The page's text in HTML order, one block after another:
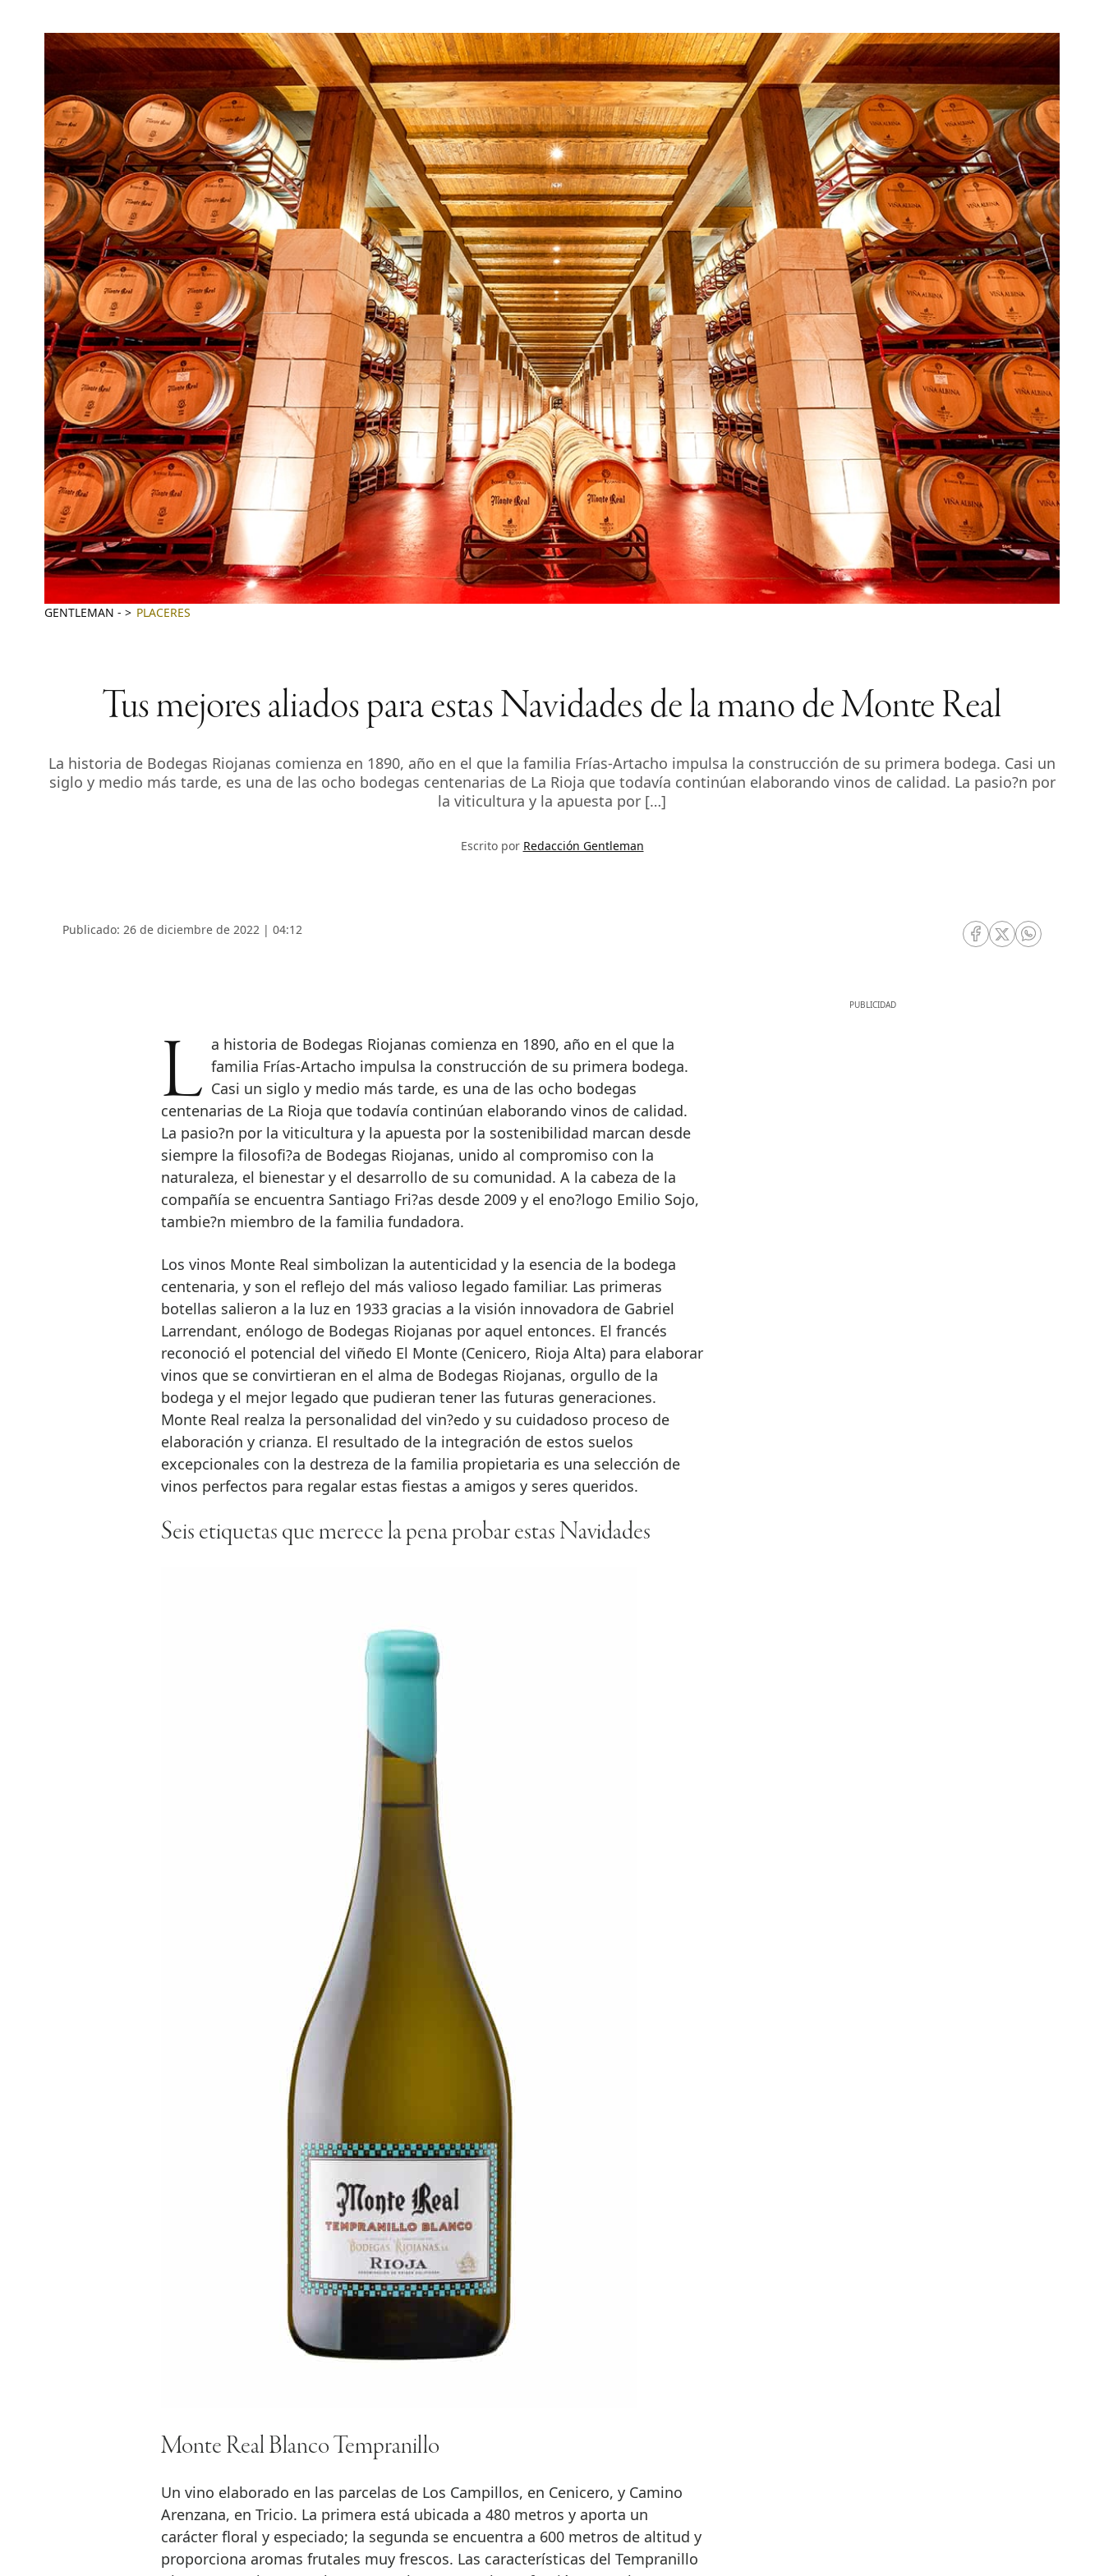
GENTLEMAN - PLACERES
Tus mejores aliados para estas Navidades de la mano de Monte Real
La historia de Bodegas Riojanas comienza en 1890, año en el que la familia Frías-Artacho impulsa la construcción de su primera bodega. Casi un
siglo y medio más tarde, es una de las ocho bodegas centenarias de La Rioja que todavía continúan elaborando vinos de calidad. La pasio?n por
la viticultura y la apuesta por […]
Escrito por Redacción Gentleman
Publicado: 26 de diciembre de 2022 | 04:12
RRSS Facebook
RRSS Twitter
RRSS
La historia de Bodegas Riojanas comienza en 1890, año en el que la familia Frías-Artacho impulsa la construcción de su primera bodega.
Casi un siglo y medio más tarde, es una de las ocho bodegas
centenarias de La Rioja que todavía continúan elaborando vinos de calidad.
La pasio?n por la viticultura y la apuesta por la sostenibilidad marcan desde
siempre la filosofi?a de Bodegas Riojanas, unido al compromiso con la
naturaleza, el bienestar y el desarrollo de su comunidad. A la cabeza de la
compañía se encuentra Santiago Fri?as desde 2009 y el eno?logo Emilio Sojo,
tambie?n miembro de la familia fundadora.
Los vinos Monte Real simbolizan la autenticidad y la esencia de la bodega
centenaria, y son el reflejo del más valioso legado familiar. Las primeras
botellas salieron a la luz en 1933 gracias a la visión innovadora de Gabriel
Larrendant, enólogo de Bodegas Riojanas por aquel entonces. El francés
reconoció el potencial del viñedo El Monte (Cenicero, Rioja Alta) para elaborar
vinos que se convirtieran en el alma de Bodegas Riojanas, orgullo de la
bodega y el mejor legado que pudieran tener las futuras generaciones.
Monte Real realza la personalidad del vin?edo y su cuidadoso proceso de
elaboración y crianza. El resultado de la integración de estos suelos
excepcionales con la destreza de la familia propietaria es una selección de
vinos perfectos para regalar estas fiestas a amigos y seres queridos.
Seis etiquetas que merece la pena probar estas Navidades
Monte Real Blanco Tempranillo
Un vino elaborado en las parcelas de Los Campillos, en Cenicero, y Camino
Arenzana, en Tricio. La primera está ubicada a 480 metros y aporta un
carácter floral y especiado; la segunda se encuentra a 600 metros de altitud y
proporciona aromas frutales muy frescos. Las características del Tempranillo